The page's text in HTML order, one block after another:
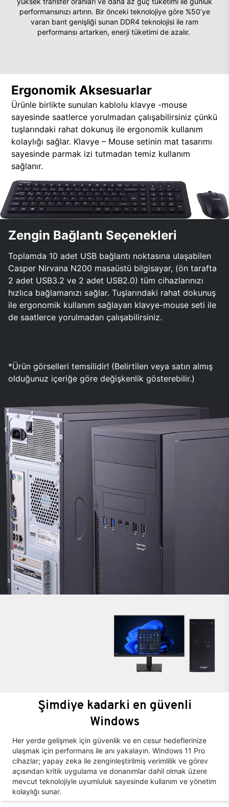
performansınızı artırın. Bir önceki teknolojiye göre %50’ye
varan bant genişliği sunan DDR4 teknolojisi ile ram
performansı artarken, enerji tüketimi de azalır.
Ergonomik Aksesuarlar
Ürünle birlikte sunulan kablolu klavye -mouse
sayesinde saatlerce yorulmadan çalışabilirsiniz çünkü
tuşlarındaki rahat dokunuş ile ergonomik kullanım
kolaylığı sağlar. Klavye – Mouse setinin mat tasarımı
sayesinde parmak izi tutmadan temiz kullanım
sağlanır.
Zengin Bağlantı Seçenekleri
Toplamda 10 adet USB bağlantı noktasına ulaşabilen
Casper Nirvana N200 masaüstü bilgisayar, (ön tarafta
2 adet USB3.2 ve 2 adet USB2.0) tüm cihazlarınızı
hızlıca bağlamanızı sağlar. Tuşlarındaki rahat dokunuş
ile ergonomik kullanım sağlayan klavye-mouse seti ile
de saatlerce yorulmadan çalışabilirsiniz.
*Ürün görselleri temsilidir! (Belirtilen veya satın almış
olduğunuz içeriğe göre değişkenlik gösterebilir.)
Şimdiye kadarki en güvenli
Windows
Her yerde gelişmek için güvenlik ve en cesur hedeflerinize
ulaşmak için performans ile anı yakalayın. Windows 11 Pro
cihazlar; yapay zeka ile zenginleştirilmiş verimlilik ve görev
açısından kritik uygulama ve donanımlar dahil olmak üzere
mevcut teknolojiyle uyumluluk sayesinde kullanım ve yönetim
kolaylığı sunar.